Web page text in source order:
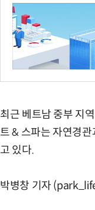
최근 베트남 중부 지
트 & 스파는 자연경
고 있다.
박병창 기자